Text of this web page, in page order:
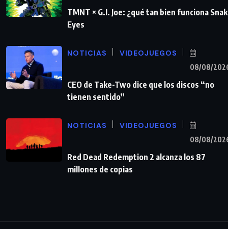
TMNT × G.I. Joe: ¿qué tan bien funciona
Eyes
NOTICIAS VIDEOJUEGOS
08/08/
CEO de Take-Two dice que los discos “no
tienen sentido”
NOTICIAS VIDEOJUEGOS
08/08/
Red Dead Redemption 2 alcanza los 87
millones de copias